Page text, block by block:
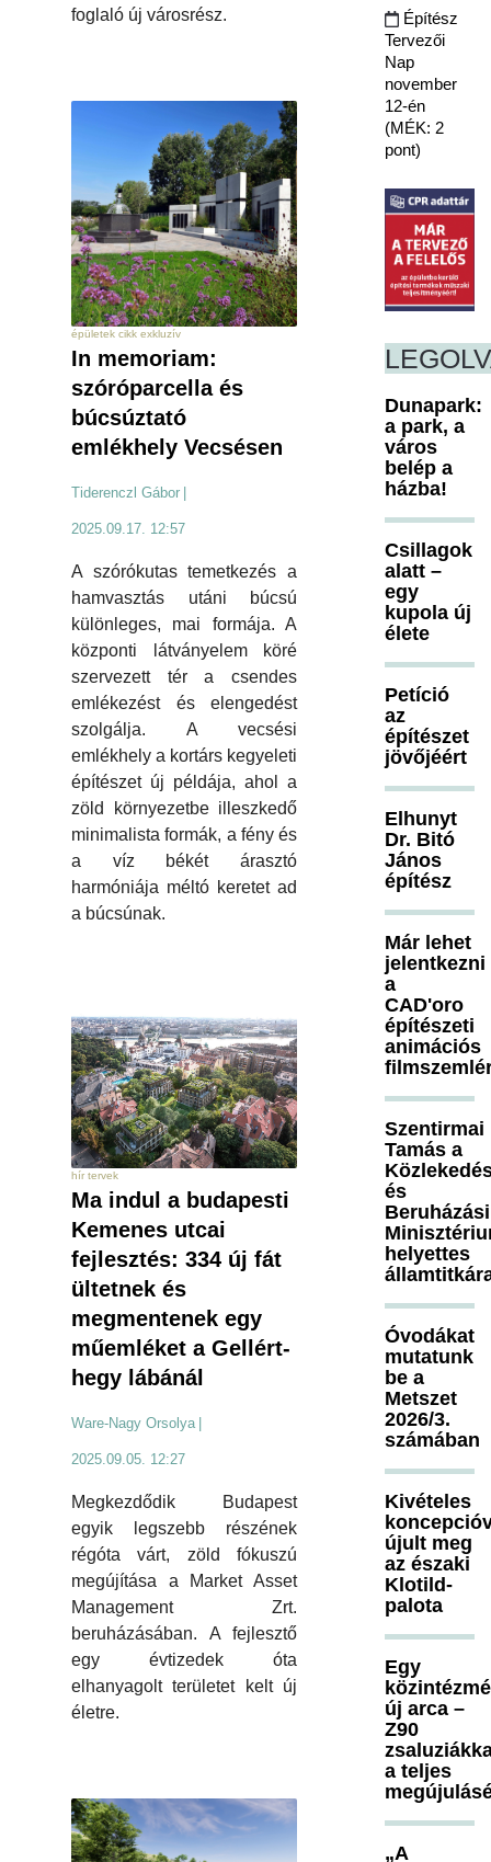
foglaló új városrész.
épületek cikk exkluzív
In memoriam:
szóróparcella és
búcsúztató
emlékhely Vecsésen
Tiderenczl Gábor |
2025.09.17. 12:57
A szórókutas temetkezés a
hamvasztás utáni búcsú
különleges, mai formája. A
központi látványelem köré
szervezett tér a csendes
emlékezést és elengedést
szolgálja. A vecsési
emlékhely a kortárs kegyeleti
építészet új példája, ahol a
zöld környezetbe illeszkedő
minimalista formák, a fény és
a víz békét árasztó
harmóniája méltó keretet ad
a búcsúnak.
hír tervek
Ma indul a budapesti
Kemenes utcai
fejlesztés: 334 új fát
ültetnek és
megmentenek egy
műemléket a Gellért-
hegy lábánál
Ware-Nagy Orsolya
2025.09.05. 12:27
Megkezdődik Budapest
egyik legszebb részének
régóta várt, zöld fókuszú
megújítása a Market Asset
Management Zrt.
beruházásában. A fejlesztő
egy évtizedek óta
elhanyagolt területet kelt új
életre.
Építész
Tervezői
Nap
november
12-én
(MÉK: 2
pont)
Dunapark:
a park, a
város
belép a
házba!
Csillagok
alatt –
egy
kupola új
élete
Petíció
az
építészet
jövőjéért
Elhunyt
Dr. Bitó
János
építész
Már lehet
jelentkezni
a
CAD'oro
építészeti
animációs
Szentirmai
Tamás a
és
Beruházási
helyettes
Óvodákat
mutatunk
be a
Metszet
2026/3.
számában
Kivételes
újult meg
az északi
Klotild-
palota
Egy
új arca –
Z90
a teljes
„A